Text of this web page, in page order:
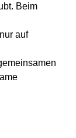
Beim
auf